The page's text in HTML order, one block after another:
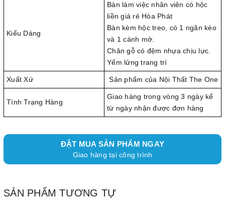
Kiểu Dáng
Bàn làm việc nhân viên có hộc
liền giá rẻ Hòa Phát
Bàn kèm hộc treo, có 1 ngăn kéo
và 1 cánh mở.
Chân gỗ có đệm nhựa chịu lực.
Yếm lửng trang trí
Xuất Xứ Sản phẩm của Nội Thất The One
Tình Trạng Hàng
Giao hàng trong vòng 3 ngày kể
từ ngày nhận được đơn hàng
ĐẶT MUA SẢN PHẨM NGAY
Giao hàng tại công trình
SẢN PHẨM TƯƠNG TỰ